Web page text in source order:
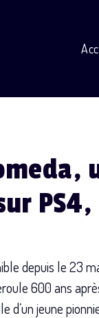
PS4,
depuis le 23
600 ans
jeune